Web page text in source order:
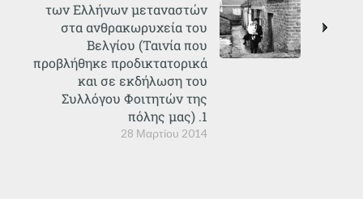
28 Μαρτίου 2014
των Ελλήνων μεταναστών
στα ανθρακωρυχεία του
Βελγίου (Ταινία που
προβλήθηκε προδικτατορικά
και σε εκδήλωση του
Συλλόγου Φοιτητών της
πόλης μας) .1